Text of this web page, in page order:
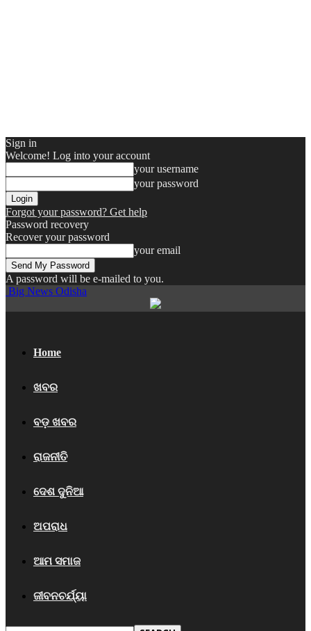
Sign in
Welcome! Log into your account
your username
your password
Forgot your password? Get help
Password recovery
Recover your password
your email
A password will be e-mailed to you.
Big News Odisha
Home
ଖବର
ବଡ଼ ଖବର
ରାଜନୀତି
ଦେଶ ଦୁନିଆ
ଅପରାଧ
ଆମ ସମାଜ
ଜୀବନଚର୍ଯ୍ୟା